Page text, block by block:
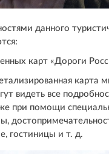
данного
карт «Дороги
карта
видеть все
при помощи
гостиницы и т. д.